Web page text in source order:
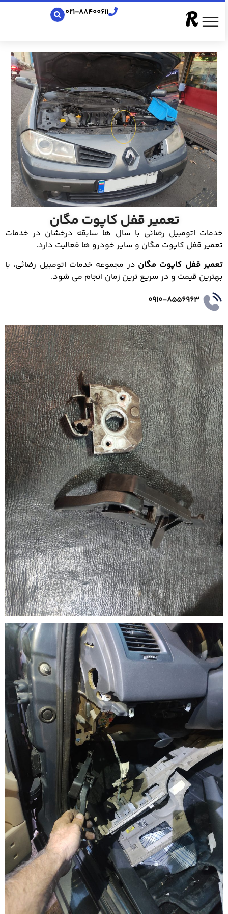
021-88400611
تعمیر قفل کاپوت مگان
خدمات اتومبیل رضائی با سال ها سابقه درخشان در خدمات
تعمیر قفل کاپوت مگان و سایر خودرو ها فعالیت دارد.
تعمیر قفل کاپوت مگاندر مجموعه خدمات اتومبیل رضائی، با
بهترین قیمت و در سریع ترین زمان انجام می شود.
0910-8556963